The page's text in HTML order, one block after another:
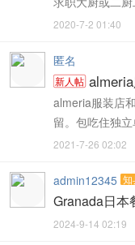
2020-7-2 01:40
匿名
新人帖
almeria服装店
留。包吃住独
2021-7-26 02:02
admin12345 知
Granada日本
2024-9-14 02:19